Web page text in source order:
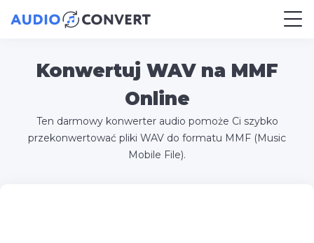
Konwertuj WAV na MMF
Online
Ten darmowy konwerter audio pomoże Ci szybko
przekonwertować pliki WAV do formatu MMF (Music
Mobile File).